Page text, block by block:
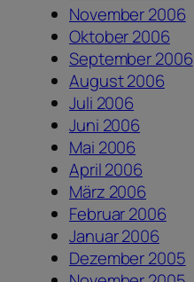
November 2006
Oktober 2006
September 2006
August 2006
Juli 2006
Juni 2006
Mai 2006
April 2006
März 2006
Februar 2006
Januar 2006
Dezember 2005